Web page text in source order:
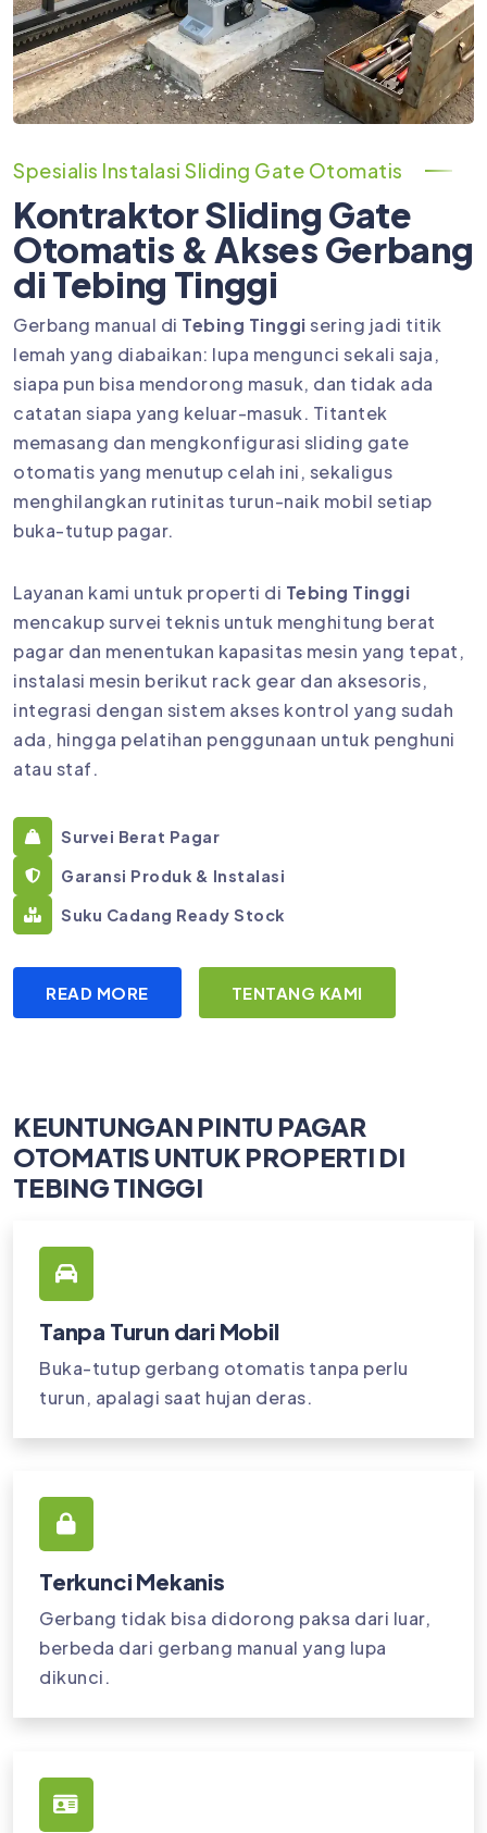
Spesialis Instalasi Sliding Gate Otomatis
Kontraktor Sliding Gate
Otomatis & Akses Gerbang
di Tebing Tinggi
Gerbang manual di Tebing Tinggisering jadi titik
lemah yang diabaikan: lupa mengunci sekali saja,
siapa pun bisa mendorong masuk, dan tidak ada
catatan siapa yang keluar-masuk. Titantek
memasang dan mengkonfigurasi sliding gate
otomatis yang menutup celah ini, sekaligus
menghilangkan rutinitas turun-naik mobil setiap
buka-tutup pagar.
Layanan kami untuk properti di Tebing Tinggi
mencakup survei teknis untuk menghitung berat
pagar dan menentukan kapasitas mesin yang tepat,
instalasi mesin berikut rack gear dan aksesoris,
integrasi dengan sistem akses kontrol yang sudah
ada, hingga pelatihan penggunaan untuk penghuni
atau staf.
Survei Berat Pagar
Garansi Produk & Instalasi
Suku Cadang Ready Stock
READ MORE TENTANG KAMI
KEUNTUNGAN PINTU PAGAR
OTOMATIS UNTUK PROPERTI DI
TEBING TINGGI
Tanpa Turun dari Mobil
Buka-tutup gerbang otomatis tanpa perlu
turun, apalagi saat hujan deras.
Terkunci Mekanis
Gerbang tidak bisa didorong paksa dari luar,
berbeda dari gerbang manual yang lupa
dikunci.